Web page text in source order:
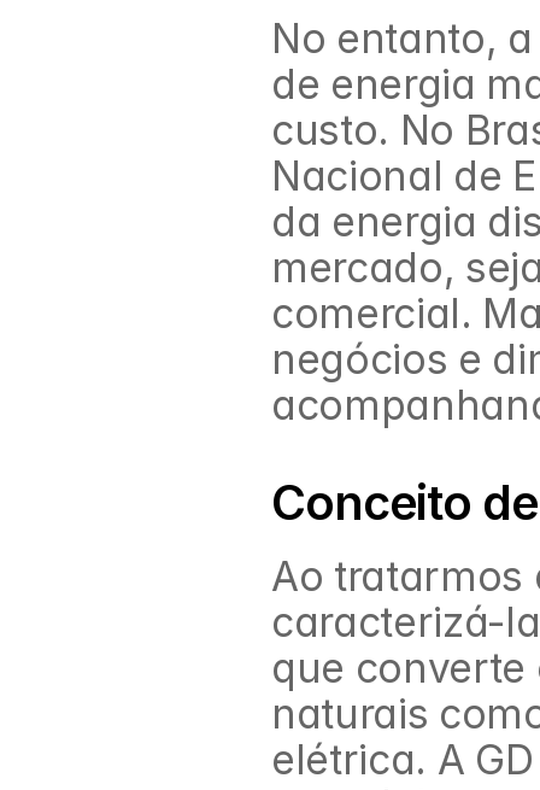
No entanto,
de energia
custo. No
Nacional de
da energia
mercado,
comercial.
negócios e
Conceito
Ao
caracterizá-
que converte
naturais
elétrica. A